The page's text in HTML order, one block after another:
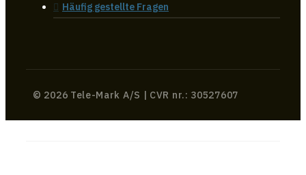
Häufig gestellte Fragen
© 2026 Tele-Mark A/S | CVR nr.: 30527607